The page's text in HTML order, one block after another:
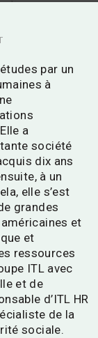
par un
à
a
société
dix ans
à un
elle s’est
grandes
et
et
ressources
ITL avec
et de
d’ITL HR
de la
sociale.